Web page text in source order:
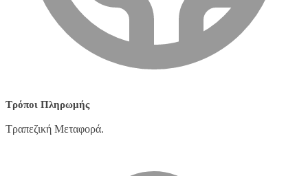
Τρόποι Πληρωμής
Τραπεζική Μεταφορά.